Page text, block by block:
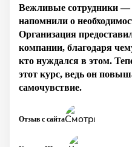
Вежливые сотрудники —
напомнили о
Организация
компании, благодаря
кто нуждался в этом.
этот курс, ведь он
самочувствие.
Отзыв с сайта